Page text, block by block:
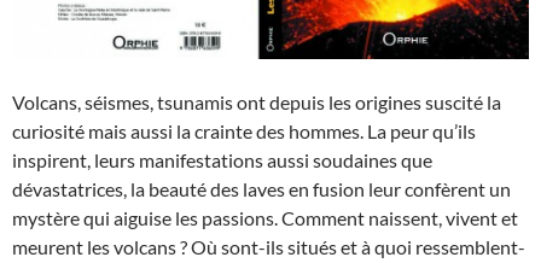
Volcans, séismes, tsunamis ont depuis les origines suscité la
curiosité mais aussi la crainte des hommes. La peur qu’ils
inspirent, leurs manifestations aussi soudaines que
dévastatrices, la beauté des laves en fusion leur confèrent un
mystère qui aiguise les passions. Comment naissent, vivent et
meurent les volcans ? Où sont-ils situés et à quoi ressemblent-